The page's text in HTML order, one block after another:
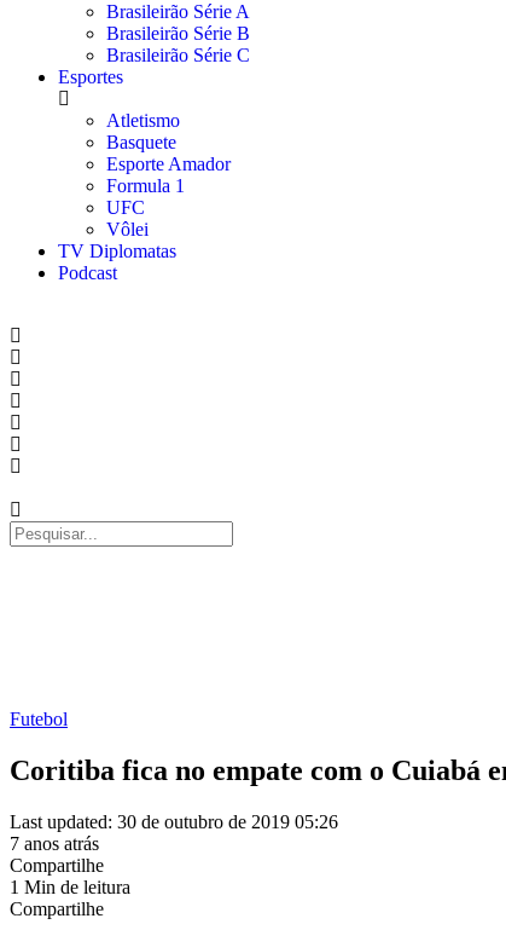
Brasileirão Série A
Brasileirão Série B
Brasileirão Série C
Esportes
Atletismo
Basquete
Esporte Amador
Formula 1
UFC
Vôlei
TV Diplomatas
Podcast
Futebol
Coritiba fica no empate com o Cuiabá
Last updated: 30 de outubro de 2019 05:26
7 anos atrás
Compartilhe
1 Min de leitura
Compartilhe